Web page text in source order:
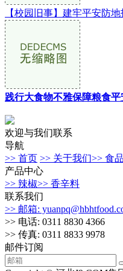
【校园旧事】建牢平安防
践行大食物不雅保障粮食
欢迎与我们联系
导航
>> 首页 >> 关于我们>> 食
产品中心
>> 辣椒>> 香辛料
联系我们
>> 邮箱:
>> 电话: 0311 8830 4366
>> 传真: 0311 8833 9978
邮件订阅